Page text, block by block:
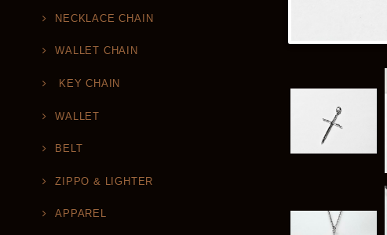
NECKLACE CHAIN
WALLET CHAIN
KEY CHAIN
WALLET
BELT
ZIPPO & LIGHTER
APPAREL